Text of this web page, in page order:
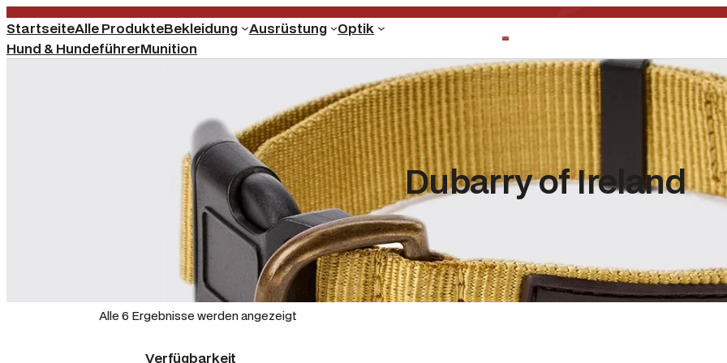
StartseiteAlle ProdukteBekleidung Ausrüstung
Optik
Hund & HundeführerMunition
Dubarry of Ireland
Alle 6 Ergebnisse werden angezeigt
Verfügbarkeit